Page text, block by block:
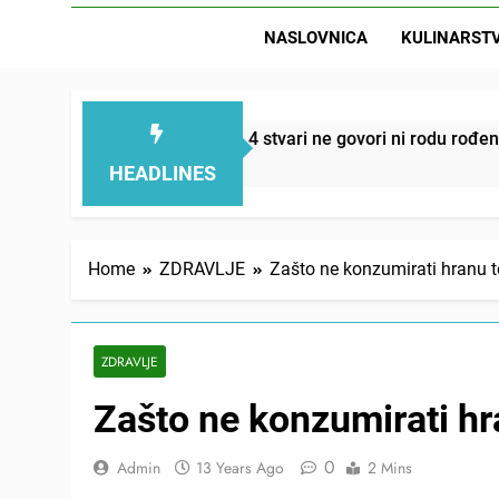
NASLOVNICA
HEADLINES
– ove 4 stvari ne govori ni rodu rođenom
Home ZDRAVLJE Zašto ne konzumirati hranu
ZDRAVLJE
Zašto ne konzumirati
Admin 13 Years Ago 0 2 Mins